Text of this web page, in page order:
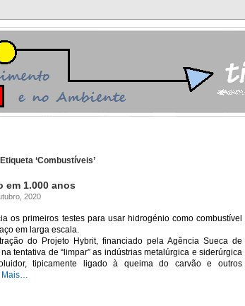
‘Combustíveis’
1.000 anos
2020
os primeiros testes para usar hidrogénio como combustível
em larga escala.
do Projeto Hybrit, financiado pela Agência Sueca de
tentativa de “limpar” as indústrias metalúrgica e siderúrgica
tipicamente ligado à queima do carvão e outros
Mais…